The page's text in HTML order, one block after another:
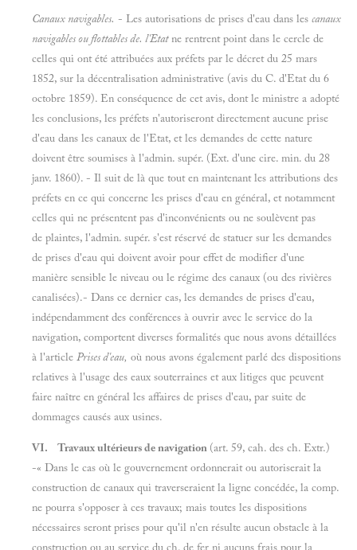
Canaux navigables. - Les autorisations de prises d'eau dans les canaux
navigables ou flottables de. l'Etatne rentrent point dans le cercle de
celles qui ont été attribuées aux préfets par le décret du 25 mars
1852, sur la décentralisation administrative (avis du C. d'Etat du 6
octobre 1859). En conséquence de cet avis, dont le ministre a adopté
les conclusions, les préfets n'autoriseront directement aucune prise
d'eau dans les canaux de l'Etat, et les demandes de cette nature
doivent être soumises à l'admin. supér. (Ext. d'une cire. min. du 28
janv. 1860). - Il suit de là que tout en maintenant les attributions des
préfets en ce qui concerne les prises d'eau en général, et notamment
celles qui ne présentent pas d'inconvénients ou ne soulèvent pas
de plaintes, l'admin. supér. s'est réservé de statuer sur les demandes
de prises d'eau qui doivent avoir pour effet de modifier d'une
manière sensible le niveau ou le régime des canaux (ou des rivières
canalisées).- Dans ce dernier cas, les demandes de prises d'eau,
indépendamment des conférences à ouvrir avec le service do la
navigation, comportent diverses formalités que nous avons détaillées
à l'article Prises d'eau, où nous avons également parlé des dispositions
relatives à l'usage des eaux souterraines et aux litiges que peuvent
faire naître en général les affaires de prises d'eau, par suite de
dommages causés aux usines.
VI. Travaux ultérieurs de navigation (art. 59, cah. des ch. Extr.)
-« Dans le cas où le gouvernement ordonnerait ou autoriserait la
construction de canaux qui traverseraient la ligne concédée, la comp.
ne pourra s'opposer à ces travaux; mais toutes les dispositions
nécessaires seront prises pour qu'il n'en résulte aucun obstacle à la
construction ou au service du ch. de fer ni aucuns frais pour la